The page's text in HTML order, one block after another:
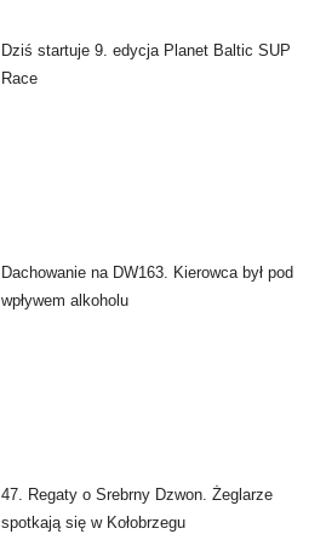
Dziś startuje 9. edycja Planet Baltic SUP
Race
Dachowanie na DW163. Kierowca był pod
wpływem alkoholu
47. Regaty o Srebrny Dzwon. Żeglarze
spotkają się w Kołobrzegu